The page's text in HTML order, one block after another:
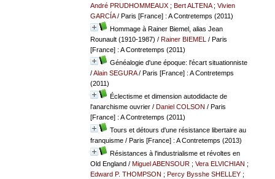
André PRUDHOMMEAUX; Bert ALTENA; Vivien
GARCÍA/ Paris [France] : A Contretemps (2011)
Hommage à Rainer Biemel, alias Jean
Rounault (1910-1987) / Rainer BIEMEL / Paris
[France] : A Contretemps (2011)
Généalogie d'une époque: l'écart situationniste
/Alain SEGURA/ Paris [France] : A Contretemps
(2011)
Éclectisme et dimension autodidacte de
l'anarchisme ouvrier/ Daniel COLSON / Paris
[France] : A Contretemps (2011)
Tours et détours d'une résistance libertaire au
franquisme/ Paris [France] : A Contretemps (2013)
Résistances à l'industrialisme et révoltes en
Old England/ Miguel ABENSOUR; Vera ELVICHIAN ;
Edward P. THOMPSON ; Percy Bysshe SHELLEY;